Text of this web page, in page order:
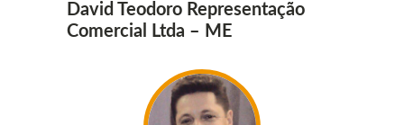
David Teodoro Representação
Comercial Ltda – ME